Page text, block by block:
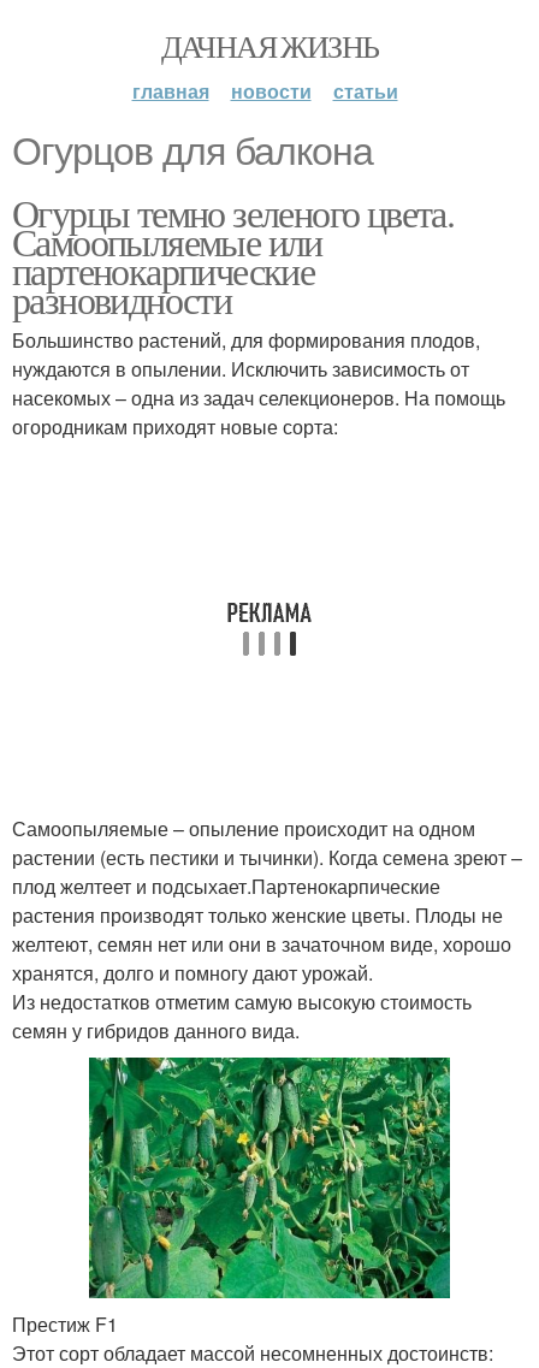
ДАЧНАЯ ЖИЗНЬ
главная новости статьи
Огурцов для балкона
Огурцы темно зеленого цвета.
Самоопыляемые или
партенокарпические
разновидности
Большинство растений, для формирования плодов,
нуждаются в опылении. Исключить зависимость от
насекомых – одна из задач селекционеров. На помощь
огородникам приходят новые сорта:
Самоопыляемые – опыление происходит на одном
растении (есть пестики и тычинки). Когда семена зреют –
плод желтеет и подсыхает.Партенокарпические
растения производят только женские цветы. Плоды не
желтеют, семян нет или они в зачаточном виде, хорошо
хранятся, долго и помногу дают урожай.
Из недостатков отметим самую высокую стоимость
семян у гибридов данного вида.
Престиж F1
Этот сорт обладает массой несомненных достоинств: